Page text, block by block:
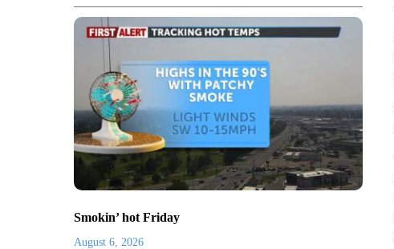
Smokin’ hot Friday
August 6, 2026